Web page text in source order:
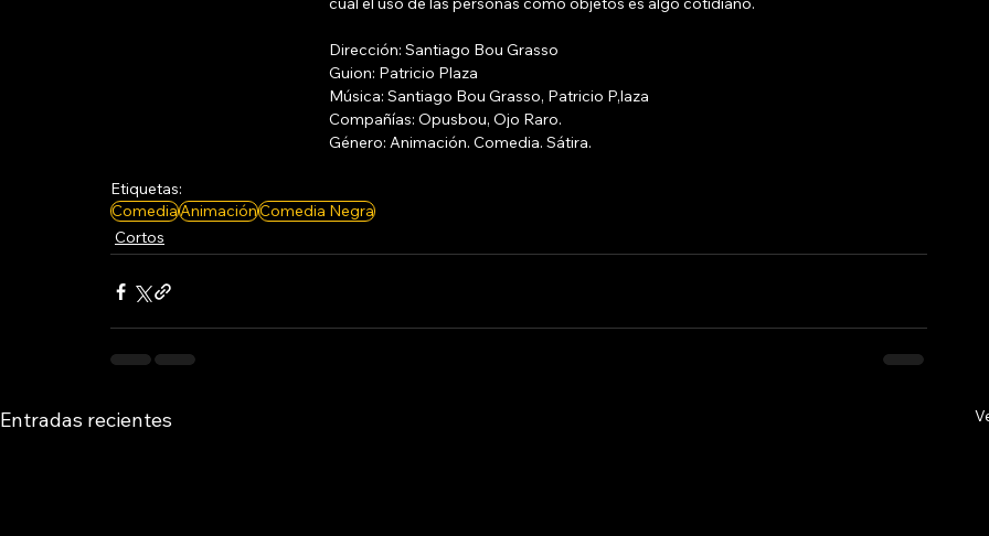
Dirección: Santiago Bou Grasso
Guion: Patricio Plaza
Música: Santiago Bou Grasso, Patricio P,laza
Compañías: Opusbou, Ojo Raro.
Género: Animación. Comedia. Sátira.
Etiquetas:
ComediaAnimaciónComedia Negra
Cortos
Entradas recientes